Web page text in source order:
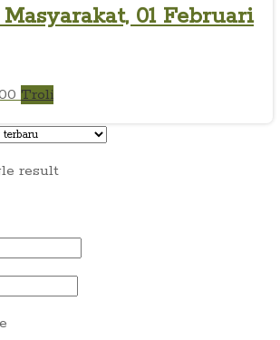
01 Februari
Troli
result